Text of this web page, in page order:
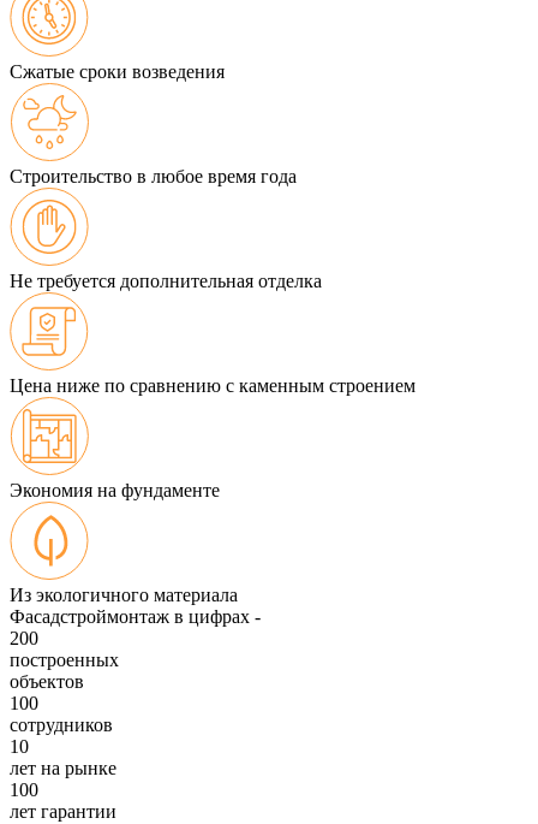
Сжатые сроки возведения
Строительство в любое время года
Не требуется дополнительная отделка
Цена ниже по сравнению с каменным строением
Экономия на фундаменте
Из экологичного материала
Фасадстроймонтаж в цифрах -
200
построенных
объектов
100
сотрудников
10
лет на рынке
100
лет гарантии